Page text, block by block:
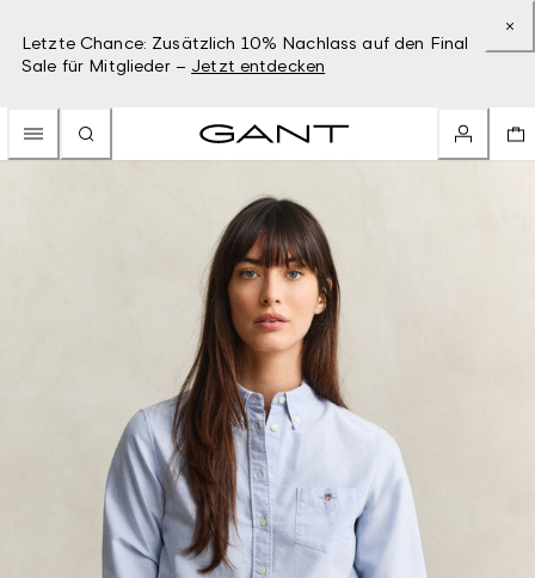
Letzte Chance: Zusätzlich 10% Nachlass auf den Final
Sale für Mitglieder – Jetzt entdecken